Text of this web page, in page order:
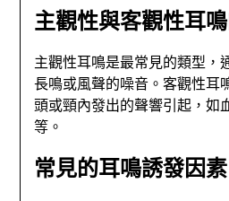
主觀性與客觀性耳
主觀性耳鳴是最常見的類型，
長鳴或風聲的噪音。客觀性耳
頭或頸內發出的聲響引起，如
等。
常見的耳鳴誘發因素